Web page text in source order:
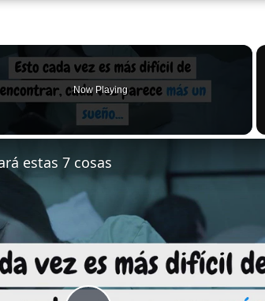
Now Playing
estas 7 cosas